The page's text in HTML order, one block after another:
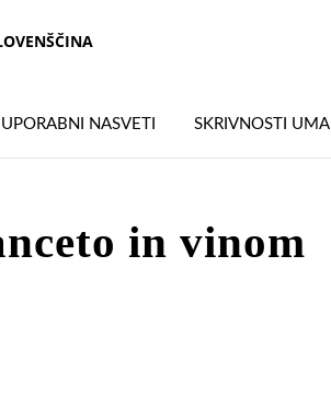
UPORABNI NASVETI SKRIVNOSTI UMA
in vinom